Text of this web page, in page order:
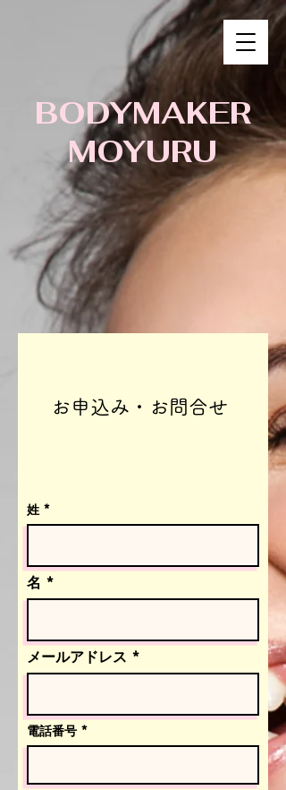
BODYMAKER
MOYURU
​お申込み・お問合せ
姓
名
メールアドレス
電話番号